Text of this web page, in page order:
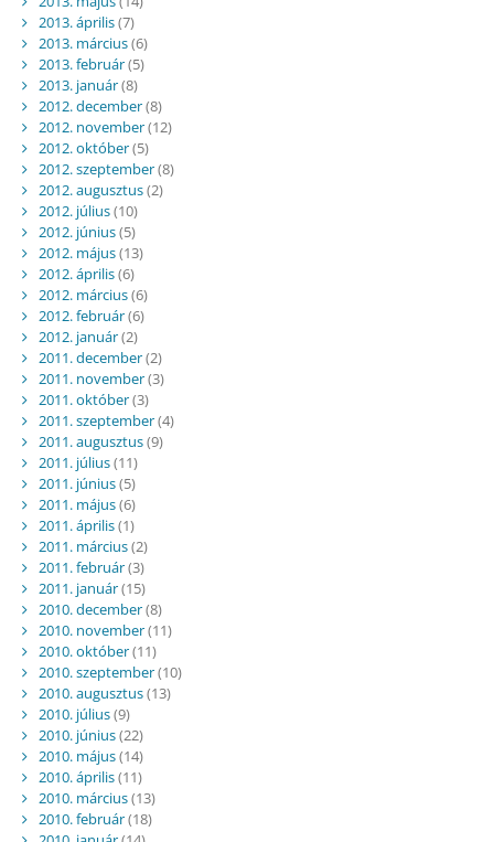
2013. április(7)
2013. március(6)
2013. február(5)
2013. január(8)
2012. december(8)
2012. november(12)
2012. október(5)
2012. szeptember(8)
2012. augusztus(2)
2012. július(10)
2012. június(5)
2012. május(13)
2012. április(6)
2012. március(6)
2012. február(6)
2012. január(2)
2011. december(2)
2011. november(3)
2011. október(3)
2011. szeptember(4)
2011. augusztus(9)
2011. július(11)
2011. június(5)
2011. május(6)
2011. április(1)
2011. március(2)
2011. február(3)
2011. január(15)
2010. december(8)
2010. november(11)
2010. október(11)
2010. szeptember(10)
2010. augusztus(13)
2010. július(9)
2010. június(22)
2010. május(14)
2010. április(11)
2010. március(13)
2010. február(18)